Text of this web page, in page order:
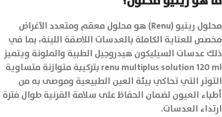
محلول رينيو (Renu) هو محلول معقم ومتعدد الأغراض
مخصص للعناية الكاملة بالعدسات اللاصقة اللينة، بما في
ذلك عدسات السيليكون هيدروجيل الطبية والملونة ويتميز
renu multiplus solution 120 ml بتركيبة متوازنة متساوية
التوتر التي تحاكي بيئة العين الطبيعية وموصى به من
أطباء العيون لضمان الحفاظ على سلامة القرنية طوال فترة
ارتداء العدسات.